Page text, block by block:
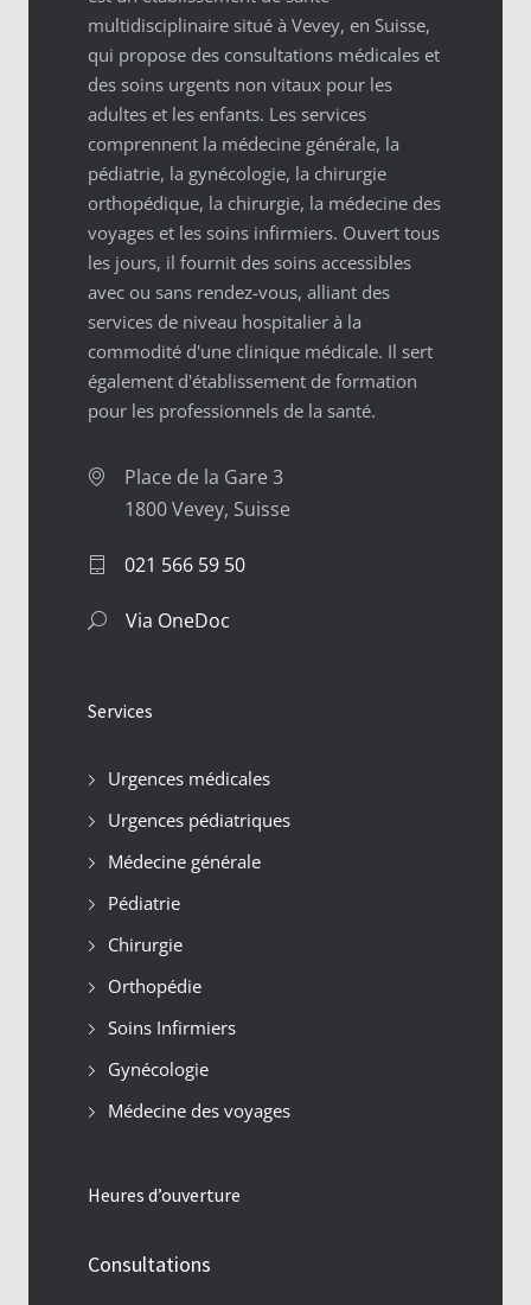
multidisciplinaire situé à Vevey, en Suisse,
qui propose des consultations médicales et
des soins urgents non vitaux pour les
adultes et les enfants. Les services
comprennent la médecine générale, la
pédiatrie, la gynécologie, la chirurgie
orthopédique, la chirurgie, la médecine des
voyages et les soins infirmiers. Ouvert tous
les jours, il fournit des soins accessibles
avec ou sans rendez-vous, alliant des
services de niveau hospitalier à la
commodité d'une clinique médicale. Il sert
également d'établissement de formation
pour les professionnels de la santé.
Place de la Gare 3
1800 Vevey, Suisse
021 566 59 50
Via OneDoc
Services
Urgences médicales
Urgences pédiatriques
Médecine générale
Pédiatrie
Chirurgie
Orthopédie
Soins Infirmiers
Gynécologie
Médecine des voyages
Heures d’ouverture
Consultations